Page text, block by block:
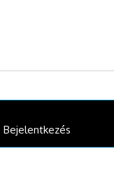
Bejelentkezés